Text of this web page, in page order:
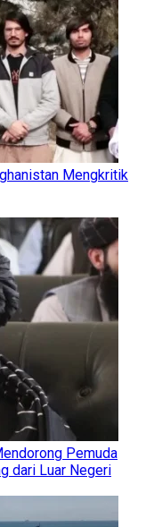
Mengkritik
Pemuda
dari Luar Negeri